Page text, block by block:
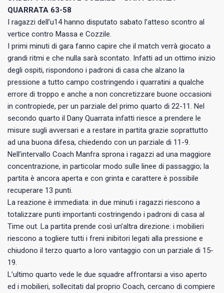
QUARRATA 63-58
I ragazzi dell’u14 hanno disputato sabato l’atteso scontro al
vertice contro Massa e Cozzile.
I primi minuti di gara fanno capire che il match verrà giocato a
grandi ritmi e che nulla sarà scontato. Infatti ad un ottimo inizio
degli ospiti, rispondono i padroni di casa che alzano la
pressione a tutto campo costringendo i quarratini a qualche
errore di troppo e anche a non concretizzare buone occasioni
in contropiede, per un parziale del primo quarto di 22-11. Nel
secondo quarto il Dany Quarrata infatti riesce a prendere le
misure sugli avversari e a restare in partita grazie soprattutto
ad una buona difesa, chiedendo con un parziale di 11-9.
Nell’intervallo Coach Manfra sprona i ragazzi ad una maggiore
concentrazione, in particolar modo sulle linee di passaggio; la
partita è ancora aperta e con grinta e carattere è possibile
recuperare 13 punti.
La reazione è immediata: in due minuti i ragazzi riescono a
totalizzare punti importanti costringendo i padroni di casa al
Time out. La partita prende così un’altra direzione: i mobilieri
riescono a togliere tutti i freni inibitori legati alla pressione e
chiudono il terzo quarto a loro vantaggio con un parziale di 15-
19.
L’ultimo quarto vede le due squadre affrontarsi a viso aperto
ed i mobilieri, sollecitati dal proprio Coach, cercano di compiere